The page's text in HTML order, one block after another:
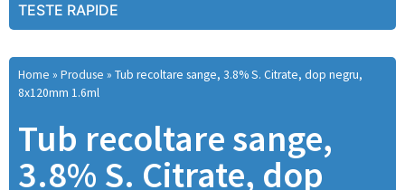
TESTE RAPIDE
Home » Produse » Tub recoltare sange, 3.8% S. Citrate, dop negru,
8x120mm 1.6ml
Tub recoltare sange,
3.8% S. Citrate, dop